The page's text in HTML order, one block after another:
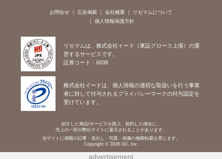
お問合せ 広告掲載 会社概要
リセマムについて
個人情報保護方針
リセマムは、株式会社イード（東証グロース上場）の運
営するサービスです。
証券コード：6038
株式会社イードは、個人情報の適切な取扱いを行う事業
者に対して付与されるプライバシーマークの付与認定を
受けています。
紹介した商品/サービスを購入、契約した場合に、
売上の一部が弊社サイトに還元されることがあります。
当サイトに掲載の記事・見出し・写真・画像の無断転載を禁じます。
Copyright © 2026 IID, Inc.
advertisement